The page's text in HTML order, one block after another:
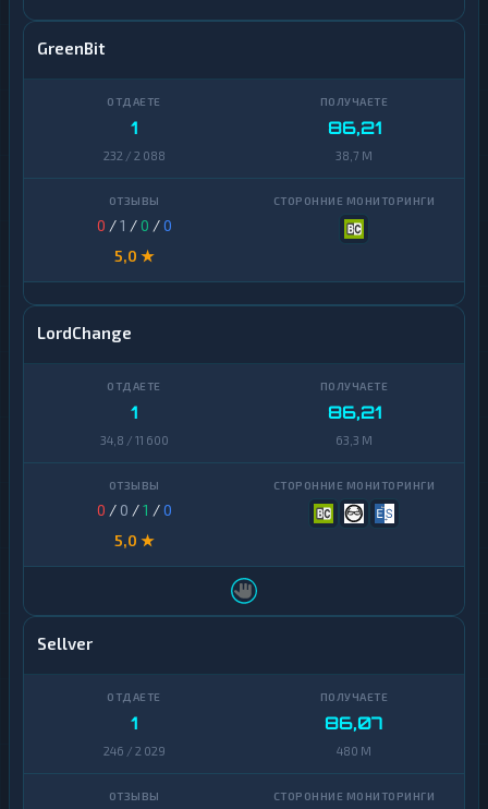
GreenBit
1
232 / 2 088
86,21
38,7 M
0 /1 /0 /0
5,0 ★
LordChange
1
34,8 / 11 600
86,21
63,3 M
0 / 0 /1 /0
5,0 ★
Sellver
1
246 / 2 029
86,07
480 M